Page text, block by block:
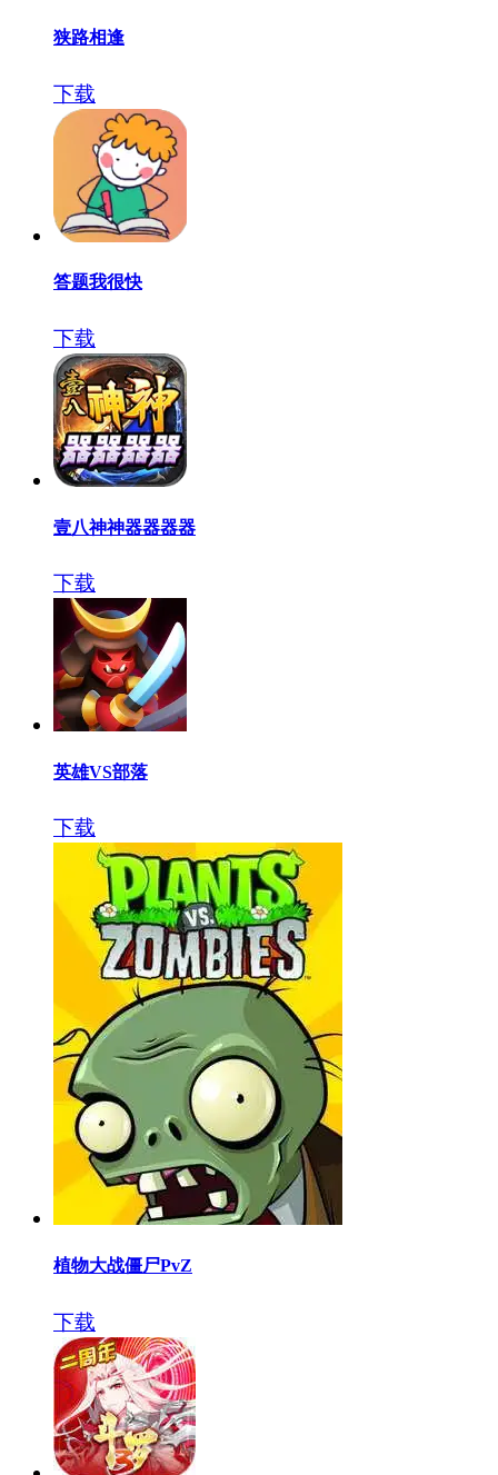
狭路相逢
下载
答题我很快
下载
壹八神神器器器器
下载
英雄VS部落
下载
植物大战僵尸PvZ
下载